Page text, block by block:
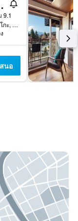
ลค
9.1
Funatsu 1, ฟูจิคาวากูชิโกะ, ญี่ปุ่น
นอ